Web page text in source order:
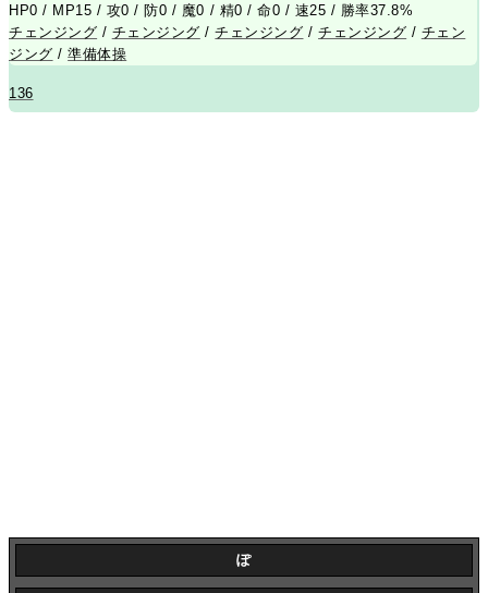
HP0 / MP15 / 攻0 / 防0 / 魔0 / 精0 / 命0 / 速25 / 勝率37.8%
チェンジング / チェンジング /チェンジング /チェンジング / チェン
ジング /準備体操
136
ぽ